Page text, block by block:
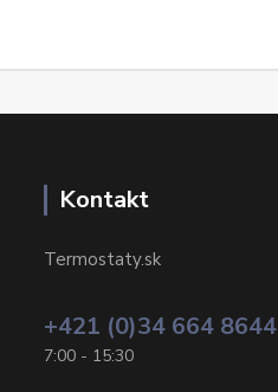
Kontakt
Termostaty.sk
+421 (0)34 664 8644
7:00 - 15:30